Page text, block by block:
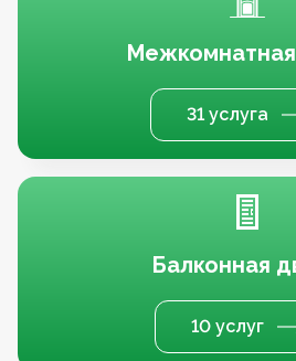
31 услуга
Балконная
10 услуг